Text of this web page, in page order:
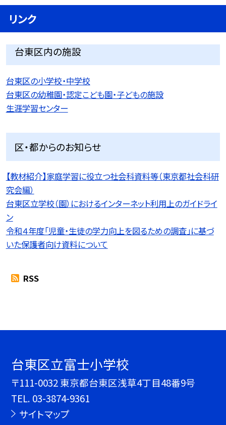
リンク
台東区内の施設
台東区の小学校・中学校
台東区の幼稚園・認定こども園・子どもの施設
生涯学習センター
区・都からのお知らせ
【教材紹介】家庭学習に役立つ社会科資料等（東京都社会科研
究会編）
台東区立学校（園）におけるインターネット利用上のガイドライ
ン
令和４年度「児童・生徒の学力向上を図るための調査」に基づ
いた保護者向け資料について
RSS
台東区立富士小学校
〒111-0032 東京都台東区浅草4丁目48番9号
TEL. 03-3874-9361
サイトマップ